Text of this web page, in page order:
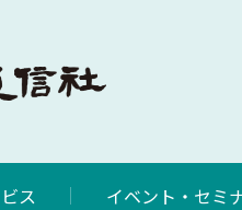
ス イベント・セミ